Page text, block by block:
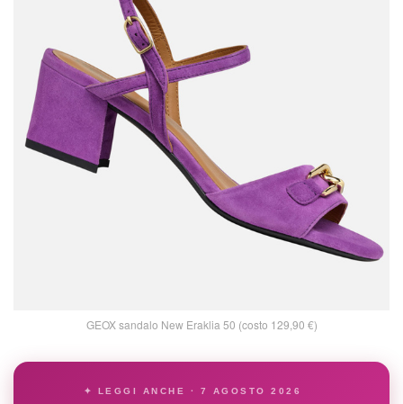
GEOX sandalo New Eraklia 50 (costo 129,90 €)
✦ LEGGI ANCHE · 7 AGOSTO 2026